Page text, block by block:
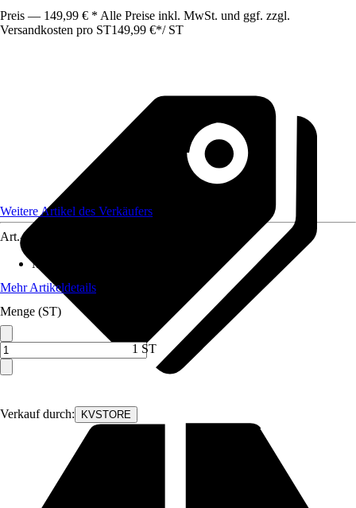
Preis — 149,99 € * Alle Preise inkl. MwSt. und ggf. zzgl.
Versandkosten pro ST149,99 €*/ ST
Verkauf durch: KVSTORE
Weitere Artikel des Verkäufers
Art.-Nr.
Maße (BxHxT)
Mehr Artikeldetails
Menge (ST)
1 ST